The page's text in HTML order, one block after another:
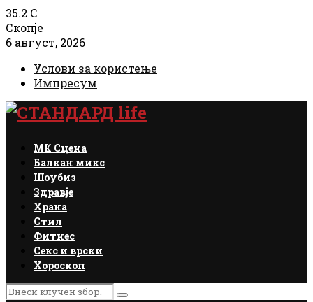
35.2 C
Скопје
6 август, 2026
Услови за користење
Импресум
Facebook
Instagram
Email
Rss
МК Сцена
Балкан микс
Шоубиз
Здравје
Храна
Стил
Фитнес
Секс и врски
Хороскоп
Search